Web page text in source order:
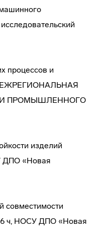
процессов и
ПРОМЫШЛЕННОГО
изделий
ДПО «Новая
совместимости
ч, НОСУ ДПО «Новая